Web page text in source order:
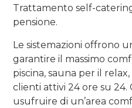
Trattamento self-
pensione.
Le sistemazioni offrono
garantire il massimo
piscina, sauna per il
clienti attivi 24 ore su 24.
usufruire di un’area